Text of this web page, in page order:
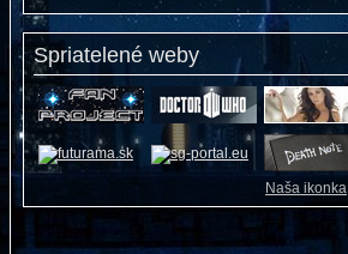
Spriatelené weby
Naša ikonka